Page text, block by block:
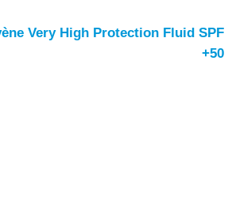
Very High Protection Fluid SPF
50+